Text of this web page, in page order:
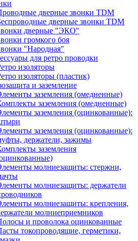
дверные звонки TDM
дверные звонки TDM
дверные "ЭКО"
громкого боя
"Народная"
для ретро проводки
изоляторы
изоляторы (пластик)
и заземление
заземления (омедненные)
заземления (омедненные)
заземления (оцинкованные):
заземления (оцинкованные):
держатели, зажимы
заземления
молниезащиты: стержни,
молниезащиты: держатели
молниезащиты: крепления,
молниеприемников
и проволока оцинкованные
токопроводящие, герметики,